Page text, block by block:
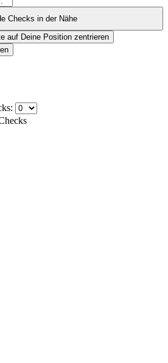
Checks in der Nähe
auf Deine Position zentrieren